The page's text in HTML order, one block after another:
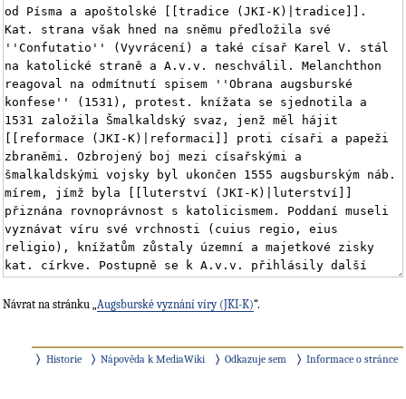
Návrat na stránku „ Augsburské vyznání víry (JKI-K)“.
Historie Nápověda k MediaWiki Odkazuje sem Informace o stránce